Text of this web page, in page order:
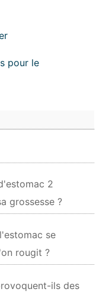
pour le
2
grossesse ?
se
rougit ?
ils des